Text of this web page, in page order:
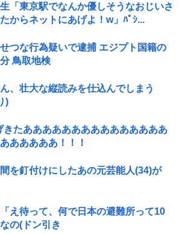
生「東京駅でなんか優しそうなおじいさ
からネットにあげよ！w」ﾊﾟｼ...
せつな行為疑いで逮捕 エジプト国籍の
鳥取地検
、壮大な縦読みを仕込んでしまう
)
たあああああああああああああああ
あああああ！！！
間を釘付けにしたあの元芸能人(34)が
「え待って、何で日本の避難所って10
の(ドン引き